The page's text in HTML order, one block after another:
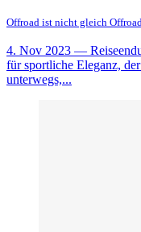
Offroad ist nicht gleich
4. Nov 2023 —
für sportliche Eleganz,
unterwegs,...